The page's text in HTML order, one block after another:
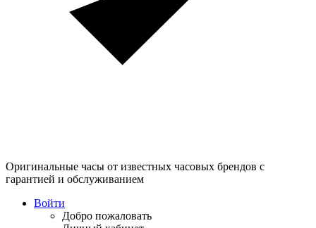
Оригинальные часы от известных часовых брендов с
гарантией и обслуживанием
Войти
Добро пожаловать